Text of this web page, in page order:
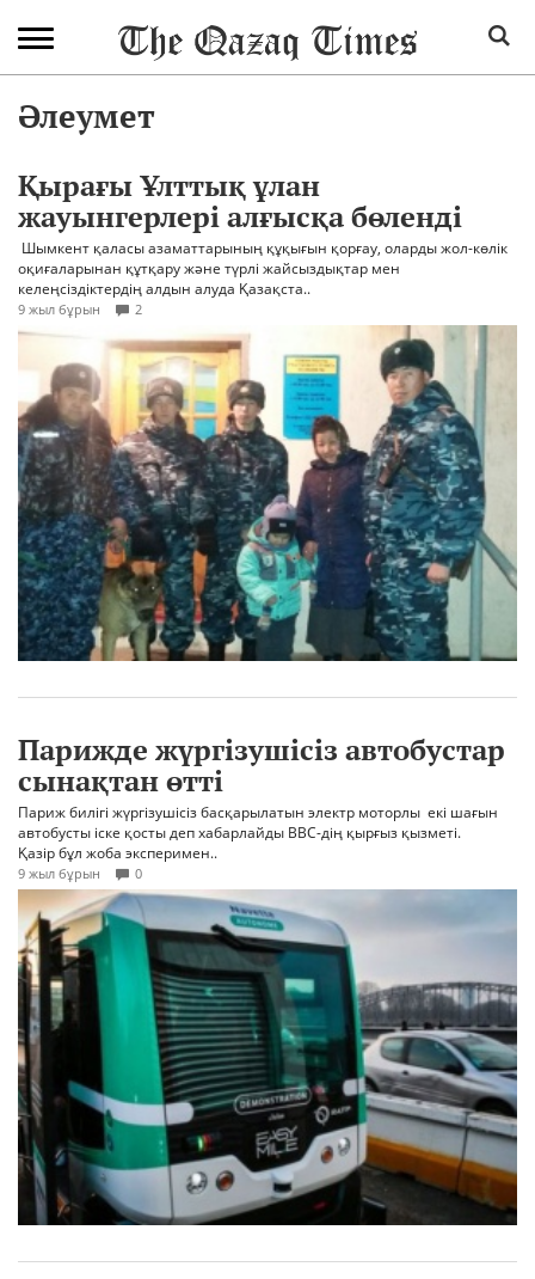
Әлеумет
Қырағы Ұлттық ұлан
жауынгерлері алғысқа бөленді
Шымкент қаласы азаматтарының құқығын қорғау, оларды жол-көлік
оқиғаларынан құтқару және түрлі жайсыздықтар мен
келеңсіздіктердің алдын алуда Қазақста..
9 жыл бұрын 2
Парижде жүргізушісіз автобустар
сынақтан өтті
Париж билігі жүргізушісіз басқарылатын электр моторлы екі шағын
автобусты іске қосты деп хабарлайды BBC-дің қырғыз қызметі.
Қазір бұл жоба эксперимен..
9 жыл бұрын 0